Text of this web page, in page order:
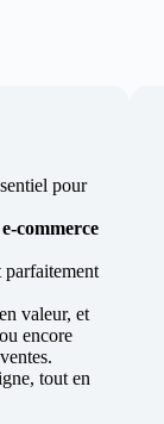
pour
commerce
parfaitement
valeur, et
encore
tout en